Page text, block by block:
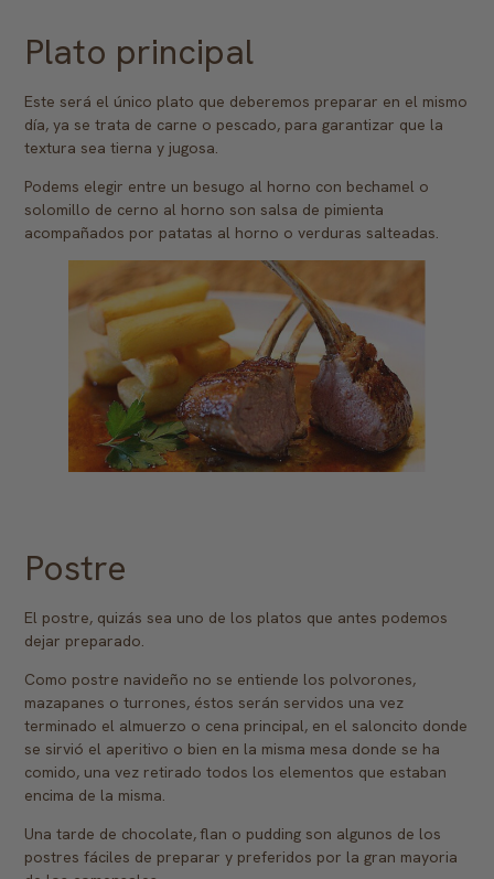
Plato principal
Este será el único plato que deberemos preparar en el mismo
día, ya se trata de carne o pescado, para garantizar que la
textura sea tierna y jugosa.
Podems elegir entre un besugo al horno con bechamel o
solomillo de cerno al horno son salsa de pimienta
acompañados por patatas al horno o verduras salteadas.
Postre
El postre, quizás sea uno de los platos que antes podemos
dejar preparado.
Como postre navideño no se entiende los polvorones,
mazapanes o turrones, éstos serán servidos una vez
terminado el almuerzo o cena principal, en el saloncito donde
se sirvió el aperitivo o bien en la misma mesa donde se ha
comido, una vez retirado todos los elementos que estaban
encima de la misma.
Una tarde de chocolate, flan o pudding son algunos de los
postres fáciles de preparar y preferidos por la gran mayoria